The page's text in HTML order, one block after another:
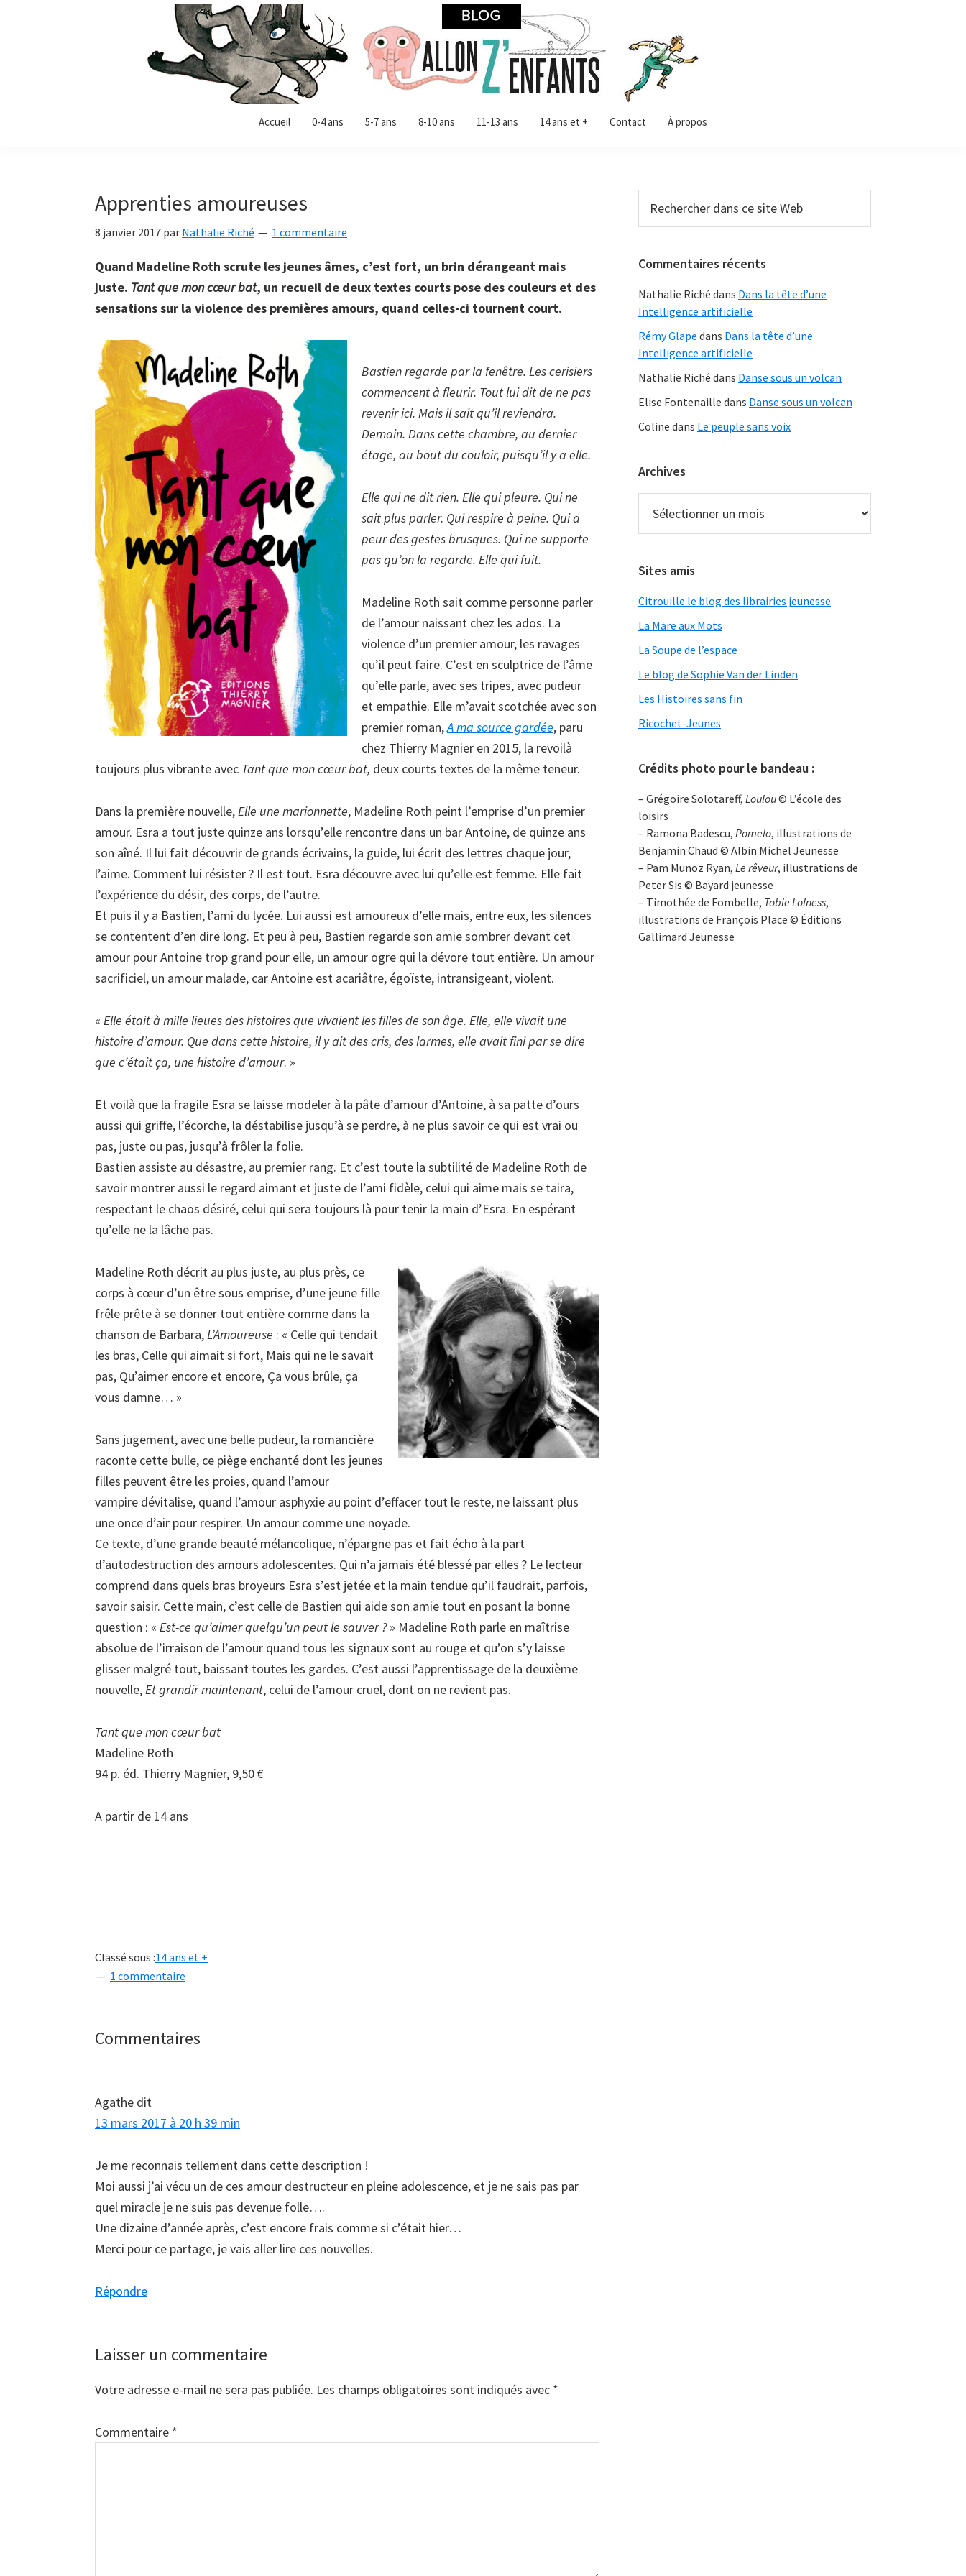
Accueil 0-4 ans 5-7 ans 8-10 ans 11-13 ans 14 ans et + Contact À propos
Apprenties amoureuses
8 janvier 2017 par Nathalie Riché 1 commentaire
Quand Madeline Roth scrute les jeunes âmes, c’est fort, un brin dérangeant mais
juste. Tant que mon cœur bat, un recueil de deux textes courts pose des couleurs et des
sensations sur la violence des premières amours, quand celles-ci tournent court.
Bastien regarde par la fenêtre. Les cerisiers
commencent à fleurir. Tout lui dit de ne pas
revenir ici. Mais il sait qu’il reviendra.
Demain. Dans cette chambre, au dernier
étage, au bout du couloir, puisqu’il y a elle.
Elle qui ne dit rien. Elle qui pleure. Qui ne
sait plus parler. Qui respire à peine. Qui a
peur des gestes brusques. Qui ne supporte
pas qu’on la regarde. Elle qui fuit.
Madeline Roth sait comme personne parler
de l’amour naissant chez les ados. La
violence d’un premier amour, les ravages
qu’il peut faire. C’est en sculptrice de l’âme
qu’elle parle, avec ses tripes, avec pudeur
et empathie. Elle m’avait scotchée avec son
premier roman,A ma source gardée, paru
chez Thierry Magnier en 2015, la revoilà
toujours plus vibrante avec Tant que mon cœur bat, deux courts textes de la même teneur.
Dans la première nouvelle,Elle une marionnette, Madeline Roth peint l’emprise d’un premier
amour. Esra a tout juste quinze ans lorsqu’elle rencontre dans un bar Antoine, de quinze ans
son aîné. Il lui fait découvrir de grands écrivains, la guide, lui écrit des lettres chaque jour,
l’aime. Comment lui résister ? Il est tout. Esra découvre avec lui qu’elle est femme. Elle fait
l’expérience du désir, des corps, de l’autre.
Et puis il y a Bastien, l’ami du lycée. Lui aussi est amoureux d’elle mais, entre eux, les silences
se contentent d’en dire long. Et peu à peu, Bastien regarde son amie sombrer devant cet
amour pour Antoine trop grand pour elle, un amour ogre qui la dévore tout entière. Un amour
sacrificiel, un amour malade, car Antoine est acariâtre, égoïste, intransigeant, violent.
« Elle était à mille lieues des histoires que vivaient les filles de son âge. Elle, elle vivait une
histoire d’amour. Que dans cette histoire, il y ait des cris, des larmes, elle avait fini par se dire
que c’était ça, une histoire d’amour. »
Et voilà que la fragile Esra se laisse modeler à la pâte d’amour d’Antoine, à sa patte d’ours
aussi qui griffe, l’écorche, la déstabilise jusqu’à se perdre, à ne plus savoir ce qui est vrai ou
pas, juste ou pas, jusqu’à frôler la folie.
Bastien assiste au désastre, au premier rang. Et c’est toute la subtilité de Madeline Roth de
savoir montrer aussi le regard aimant et juste de l’ami fidèle, celui qui aime mais se taira,
respectant le chaos désiré, celui qui sera toujours là pour tenir la main d’Esra. En espérant
qu’elle ne la lâche pas.
Madeline Roth décrit au plus juste, au plus près, ce
corps à cœur d’un être sous emprise, d’une jeune fille
frêle prête à se donner tout entière comme dans la
chanson de Barbara,L’Amoureuse : « Celle qui tendait
les bras, Celle qui aimait si fort, Mais qui ne le savait
pas, Qu’aimer encore et encore, Ça vous brûle, ça
vous damne… »
Sans jugement, avec une belle pudeur, la romancière
raconte cette bulle, ce piège enchanté dont les jeunes
filles peuvent être les proies, quand l’amour
vampire dévitalise, quand l’amour asphyxie au point d’effacer tout le reste, ne laissant plus
une once d’air pour respirer. Un amour comme une noyade.
Ce texte, d’une grande beauté mélancolique, n’épargne pas et fait écho à la part
d’autodestruction des amours adolescentes. Qui n’a jamais été blessé par elles ? Le lecteur
comprend dans quels bras broyeurs Esra s’est jetée et la main tendue qu’il faudrait, parfois,
savoir saisir. Cette main, c’est celle de Bastien qui aide son amie tout en posant la bonne
question : « Est-ce qu’aimer quelqu’un peut le sauver ?» Madeline Roth parle en maîtrise
absolue de l’irraison de l’amour quand tous les signaux sont au rouge et qu’on s’y laisse
glisser malgré tout, baissant toutes les gardes. C’est aussi l’apprentissage de la deuxième
nouvelle,Et grandir maintenant, celui de l’amour cruel, dont on ne revient pas.
Tant que mon cœur bat
Madeline Roth
94 p. éd. Thierry Magnier, 9,50 €
A partir de 14 ans
Classé sous :14 ans et +
1 commentaire
Interactions
Commentaires
Agathe dit
13 mars 2017 à 20 h 39 min
Je me reconnais tellement dans cette description !
Moi aussi j’ai vécu un de ces amour destructeur en pleine adolescence, et je ne sais pas par
quel miracle je ne suis pas devenue folle….
Une dizaine d’année après, c’est encore frais comme si c’était hier…
Merci pour ce partage, je vais aller lire ces nouvelles.
Répondre
Laisser un commentaire
Votre adresse e-mail ne sera pas publiée. Les champs obligatoires sont indiqués avec *
Commentaire *
Barre
latérale
dans
Web
Commentaires récents
Nathalie Riché dans Dans la tête d’une
Intelligence artificielle
Rémy Glape dans Dans la tête d’une
Intelligence artificielle
Nathalie Riché dans Danse sous un volcan
Elise Fontenaille dans Danse sous un volcan
Coline dans Le peuple sans voix
Archives
Sites amis
Citrouille le blog des librairies jeunesse
La Mare aux Mots
La Soupe de l’espace
Le blog de Sophie Van der Linden
Les Histoires sans fin
Ricochet-Jeunes
Crédits photo pour le bandeau :
– Grégoire Solotareff, Loulou© L’école des
loisirs
– Ramona Badescu, Pomelo, illustrations de
Benjamin Chaud © Albin Michel Jeunesse
– Pam Munoz Ryan, Le rêveur, illustrations de
Peter Sis © Bayard jeunesse
– Timothée de Fombelle, Tobie Lolness,
illustrations de François Place © Éditions
Gallimard Jeunesse